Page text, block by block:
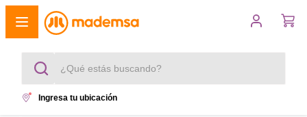
¿Qué estás buscando?
Ingresa tu ubicación